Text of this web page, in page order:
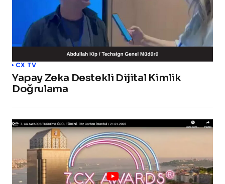
CX TV
Yapay Zeka Destekli Dijital Kimlik
Doğrulama